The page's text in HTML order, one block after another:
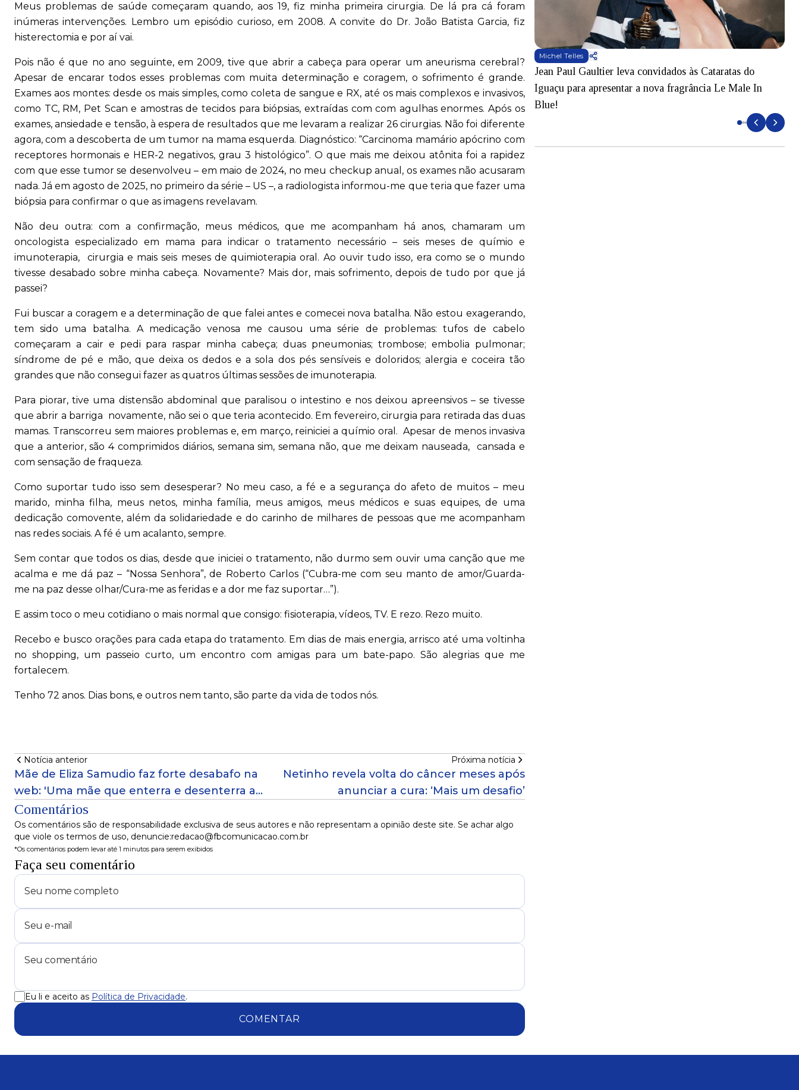
Meus problemas de saúde começaram quando, aos 19, fiz minha primeira cirurgia. De lá pra cá foram
inúmeras intervenções. Lembro um episódio curioso, em 2008. A convite do Dr. João Batista Garcia, fiz
histerectomia e por aí vai.
Pois não é que no ano seguinte, em 2009, tive que abrir a cabeça para operar um aneurisma cerebral?
Apesar de encarar todos esses problemas com muita determinação e coragem, o sofrimento é grande.
Exames aos montes: desde os mais simples, como coleta de sangue e RX, até os mais complexos e invasivos,
como TC, RM, Pet Scan e amostras de tecidos para biópsias, extraídas com com agulhas enormes. Após os
exames, ansiedade e tensão, à espera de resultados que me levaram a realizar 26 cirurgias. Não foi diferente
agora, com a descoberta de um tumor na mama esquerda. Diagnóstico: “Carcinoma mamário apócrino com
receptores hormonais e HER-2 negativos, grau 3 histológico”. O que mais me deixou atônita foi a rapidez
com que esse tumor se desenvolveu – em maio de 2024, no meu checkup anual, os exames não acusaram
nada. Já em agosto de 2025, no primeiro da série – US –, a radiologista informou-me que teria que fazer uma
biópsia para confirmar o que as imagens revelavam.
Não deu outra: com a confirmação, meus médicos, que me acompanham há anos, chamaram um
oncologista especializado em mama para indicar o tratamento necessário – seis meses de químio e
imunoterapia, cirurgia e mais seis meses de quimioterapia oral. Ao ouvir tudo isso, era como se o mundo
tivesse desabado sobre minha cabeça. Novamente? Mais dor, mais sofrimento, depois de tudo por que já
passei?
Fui buscar a coragem e a determinação de que falei antes e comecei nova batalha. Não estou exagerando,
tem sido uma batalha. A medicação venosa me causou uma série de problemas: tufos de cabelo
começaram a cair e pedi para raspar minha cabeça; duas pneumonias; trombose; embolia pulmonar;
síndrome de pé e mão, que deixa os dedos e a sola dos pés sensíveis e doloridos; alergia e coceira tão
grandes que não consegui fazer as quatros últimas sessões de imunoterapia.
Para piorar, tive uma distensão abdominal que paralisou o intestino e nos deixou apreensivos – se tivesse
que abrir a barriga novamente, não sei o que teria acontecido. Em fevereiro, cirurgia para retirada das duas
mamas. Transcorreu sem maiores problemas e, em março, reiniciei a químio oral. Apesar de menos invasiva
que a anterior, são 4 comprimidos diários, semana sim, semana não, que me deixam nauseada, cansada e
com sensação de fraqueza.
Como suportar tudo isso sem desesperar? No meu caso, a fé e a segurança do afeto de muitos – meu
marido, minha filha, meus netos, minha família, meus amigos, meus médicos e suas equipes, de uma
dedicação comovente, além da solidariedade e do carinho de milhares de pessoas que me acompanham
nas redes sociais. A fé é um acalanto, sempre.
Sem contar que todos os dias, desde que iniciei o tratamento, não durmo sem ouvir uma canção que me
acalma e me dá paz – “Nossa Senhora”, de Roberto Carlos (“Cubra-me com seu manto de amor/Guarda-
me na paz desse olhar/Cura-me as feridas e a dor me faz suportar…”).
E assim toco o meu cotidiano o mais normal que consigo: fisioterapia, vídeos, TV. E rezo. Rezo muito.
Recebo e busco orações para cada etapa do tratamento. Em dias de mais energia, arrisco até uma voltinha
no shopping, um passeio curto, um encontro com amigas para um bate-papo. São alegrias que me
fortalecem.
Tenho 72 anos. Dias bons, e outros nem tanto, são parte da vida de todos nós.
Notícia anterior
Mãe de Eliza Samudio faz forte desabafo na
web: 'Uma mãe que enterra e desenterra a
filha todas as noites'!
Próxima notícia
Netinho revela volta do câncer meses após
anunciar a cura: ‘Mais um desafio’
Comentários
Os comentários são de responsabilidade exclusiva de seus autores e não representam a opinião deste site. Se achar algo
que viole os termos de uso, denuncie:redacao@fbcomunicacao.com.br
*Os comentários podem levar até 1 minutos para serem exibidos
Faça seu comentário
Eu li e aceito as Política de Privacidade.
COMENTAR
Michel Telles
Jean Paul Gaultier leva convidados às Cataratas do
Iguaçu para apresentar a nova fragrância Le Male In
Blue!